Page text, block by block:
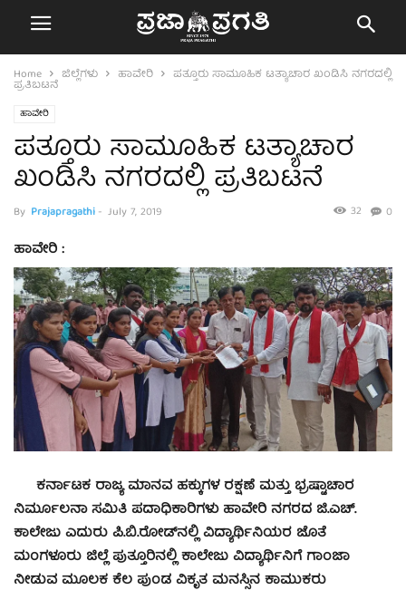
Home ಜಿಲ್ಲೆಗಳು ಹಾವೇರಿ ಪತ್ತೂರು ಸಾಮೂಹಿಕ ಟತ್ಯಾಚಾರ ಖಂಡಿಸಿ ನಗರದಲ್ಲಿ
ಪ್ರತಿಬಟನೆ
ಹಾವೇರಿ
ಪತ್ತೂರು ಸಾಮೂಹಿಕ ಟತ್ಯಾಚಾರ
ಖಂಡಿಸಿ ನಗರದಲ್ಲಿ ಪ್ರತಿಬಟನೆ
By Prajapragathi- July 7, 2019 0
32
ಹಾವೇರಿ :
ಕರ್ನಾಟಕ ರಾಜ್ಯ ಮಾನವ ಹಕ್ಕುಗಳ ರಕ್ಷಣೆ ಮತ್ತು ಭ್ರಷ್ಟಾಚಾರ
ನಿರ್ಮೂಲನಾ ಸಮಿತಿ ಪದಾಧಿಕಾರಿಗಳು ಹಾವೇರಿ ನಗರದ ಜಿ.ಎಚ್.
ಕಾಲೇಜು ಎದುರು ಪಿ.ಬಿ.ರೋಡ್‍ನಲ್ಲಿ ವಿದ್ಯಾರ್ಥಿನಿಯರ ಜೊತೆ
ಮಂಗಳೂರು ಜಿಲ್ಲೆ ಪುತ್ತೂರಿನಲ್ಲಿ ಕಾಲೇಜು ವಿದ್ಯಾರ್ಥಿನಿಗೆ ಗಾಂಜಾ
ನೀಡುವ ಮೂಲಕ ಕೆಲ ಪುಂಡ ವಿಕೃತ ಮನಸ್ಸಿನ ಕಾಮುಕರು